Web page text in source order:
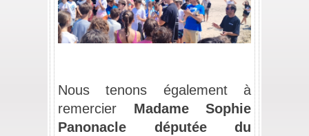
Nous tenons également à
remercier Madame
Sophie
Panonacle
députée du